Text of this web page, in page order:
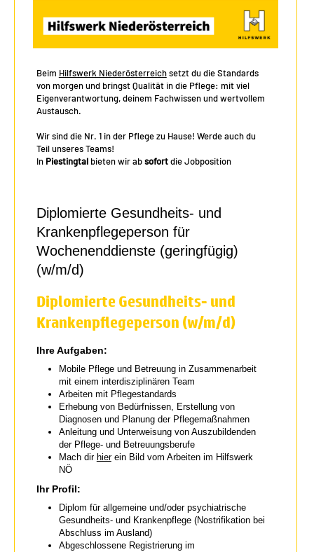
Beim Hilfswerk Niederösterreichsetzt du die Standards
von morgen und bringst Qualität in die Pflege: mit viel
Eigenverantwortung, deinem Fachwissen und wertvollem
Austausch.
Wir sind die Nr. 1 in der Pflege zu Hause! Werde auch du
Teil unseres Teams!
In Piestingtalbieten wir absofortdie Jobposition
Diplomierte Gesundheits- und
Krankenpflegeperson für
Wochenenddienste (geringfügig)
(w/m/d)
Diplomierte Gesundheits- und
Krankenpflegeperson (w/m/d)
Ihre Aufgaben:
Mobile Pflege und Betreuung in Zusammenarbeit
mit einem interdisziplinären Team
Arbeiten mit Pflegestandards
Erhebung von Bedürfnissen, Erstellung von
Diagnosen und Planung der Pflegemaßnahmen
Anleitung und Unterweisung von Auszubildenden
der Pflege- und Betreuungsberufe
Mach dir hierein Bild vom Arbeiten im Hilfswerk
NÖ
Ihr Profil:
Diplom für allgemeine und/oder psychiatrische
Gesundheits- und Krankenpflege (Nostrifikation bei
Abschluss im Ausland)
Abgeschlossene Registrierung im